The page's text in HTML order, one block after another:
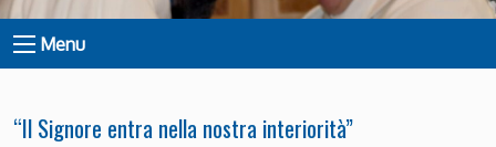
Menu
“Il Signore entra nella nostra interiorità”